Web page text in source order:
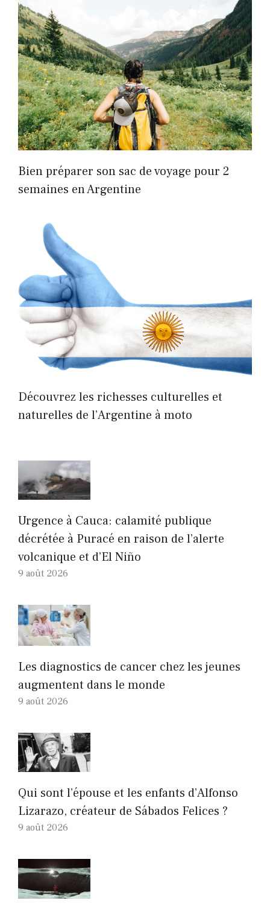
Bien préparer son sac de voyage pour 2
semaines en Argentine
Découvrez les richesses culturelles et
naturelles de l’Argentine à moto
Urgence à Cauca: calamité publique
décrétée à Puracé en raison de l’alerte
volcanique et d’El Niño
9 août 2026
Les diagnostics de cancer chez les jeunes
augmentent dans le monde
9 août 2026
Qui sont l’épouse et les enfants d’Alfonso
Lizarazo, créateur de Sábados Felices ?
9 août 2026